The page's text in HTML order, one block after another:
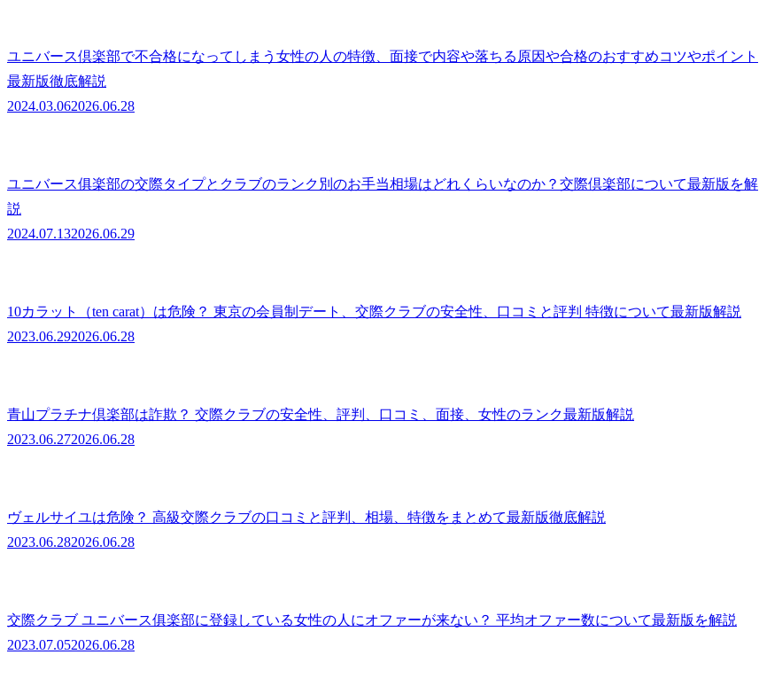
ユニバース倶楽部で不合格になってしまう女性の人の特徴、面接で内容や落ちる原因や合格のおすすめコツやポイント
最新版徹底解説
2024.03.062026.06.28
ユニバース俱楽部の交際タイプとクラブのランク別のお手当相場はどれくらいなのか？交際倶楽部について最新版を解
説
2024.07.132026.06.29
10カラット（ten carat）は危険？ 東京の会員制デート、交際クラブの安全性、口コミと評判 特徴について最新版解説
2023.06.292026.06.28
青山プラチナ倶楽部は詐欺？ 交際クラブの安全性、評判、口コミ、面接、女性のランク最新版解説
2023.06.272026.06.28
ヴェルサイユは危険？ 高級交際クラブの口コミと評判、相場、特徴をまとめて最新版徹底解説
2023.06.282026.06.28
交際クラブ ユニバース俱楽部に登録している女性の人にオファーが来ない？ 平均オファー数について最新版を解説
2023.07.052026.06.28